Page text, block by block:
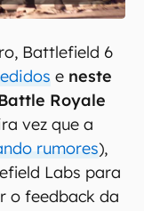
Battlefield 6
e neste
Royale
vez que a
rumores),
Labs para
o feedback da